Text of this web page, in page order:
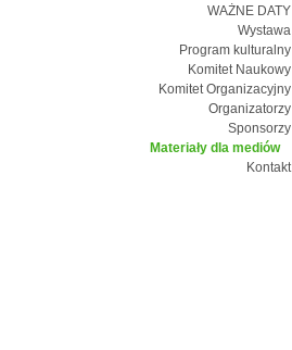
WAŻNE DATY
Wystawa
Program kulturalny
Komitet Naukowy
Komitet Organizacyjny
Organizatorzy
Sponsorzy
Materiały dla mediów
Kontakt